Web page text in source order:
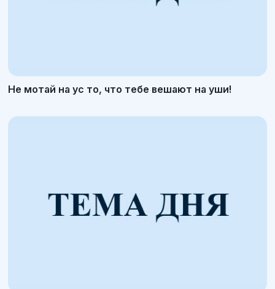
Не мотай на ус то, что тебе вешают на уши!